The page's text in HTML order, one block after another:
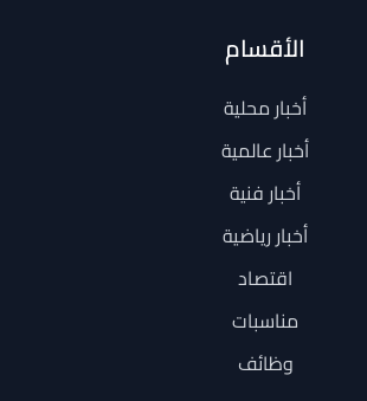
الأقسام
أخبار محلية
أخبار عالمية
أخبار فنية
أخبار رياضية
اقتصاد
مناسبات
وظائف